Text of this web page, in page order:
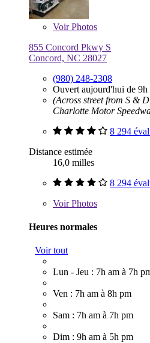
VoirPhotos
855 Concord Pkwy S
Concord, NC 28027
(980) 248-2308
Ouvert aujourd'hui de 9h
(Across street from S &
Charlotte Motor
8 294
Distance estimée
16,0 milles
8 294
VoirPhotos
Heures normales
Voir tout
Lun - Jeu : 7h am à 7h
Ven : 7h am à 8h pm
Sam : 7h am à 7h pm
Dim : 9h am à 5h pm